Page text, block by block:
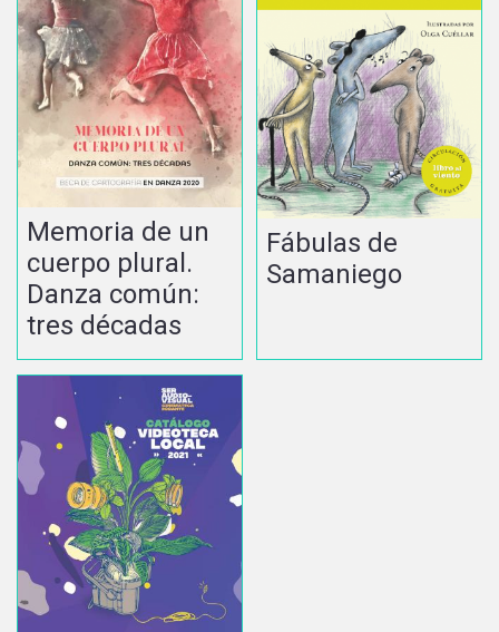
Memoria de un
cuerpo plural.
Danza común:
tres décadas
Fábulas de
Samaniego